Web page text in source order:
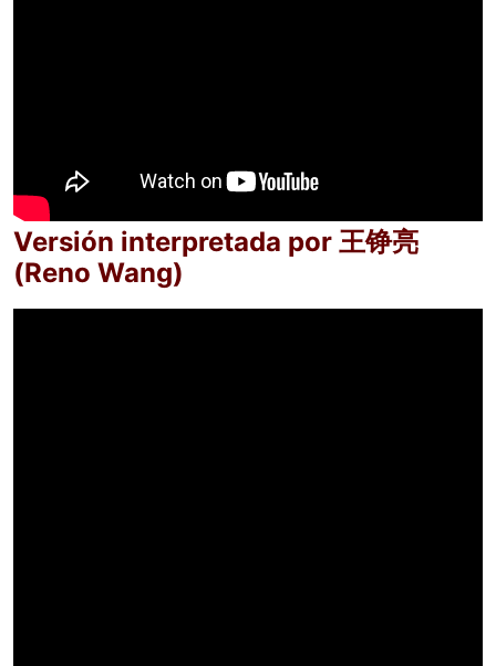
Versión interpretada por 王铮亮
(Reno Wang)